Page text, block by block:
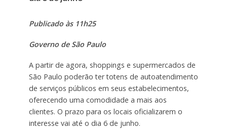
Publicado às 11h25
Governo de São Paulo
A partir de agora, shoppings e supermercados de
São Paulo poderão ter totens de autoatendimento
de serviços públicos em seus estabelecimentos,
oferecendo uma comodidade a mais aos
clientes. O prazo para os locais oficializarem o
interesse vai até o dia 6 de junho.